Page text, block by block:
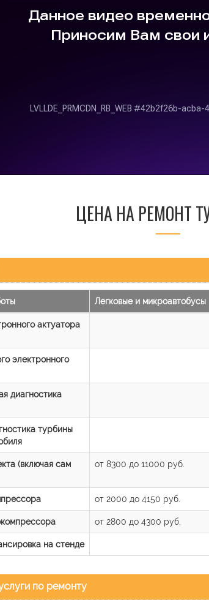
ЦЕНА НА РЕМОНТ
Легковые и микроавтобусы
актуатора
электронного
диагностика
турбины
(включая сам
от 8300 до 11000 руб.
от 2000 до 4150 руб.
от 2800 до 4300 руб.
на стенде
по ремонту